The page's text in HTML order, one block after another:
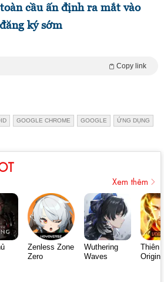
cầu ấn định ra mắt vào
ký sớm
Copy link
GOOGLE CHROME GOOGLE ỨNG DỤNG
Xem thêm
Zenless Zone
Zero
Wuthering
Waves
Thiên
Origin